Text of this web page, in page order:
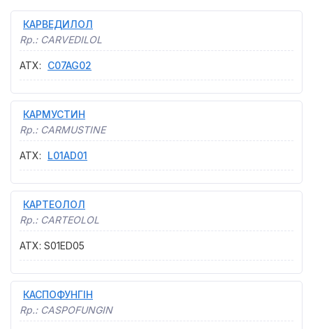
КАРВЕДИЛОЛ
Rp.: CARVEDILOL
АТХ: C07AG02
КАРМУСТИН
Rp.: CARMUSTINE
АТХ: L01AD01
КАРТЕОЛОЛ
Rp.: CARTEOLOL
АТХ: S01ED05
КАСПОФУНГІН
Rp.: CASPOFUNGIN